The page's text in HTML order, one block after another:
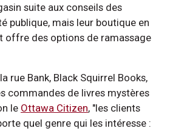
suite aux conseils des
publique, mais leur boutique en
offre des options de ramassage
rue Bank, Black Squirrel Books,
commandes de livres mystères
le Ottawa Citizen, "les clients
quel genre qui les intéresse :